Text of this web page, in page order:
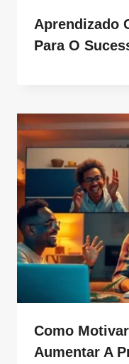
Aprendizado
Para O
Como
Aumentar A